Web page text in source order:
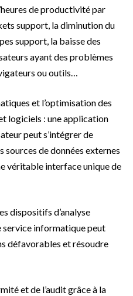
de productivité par
support, la diminution du
support, la baisse des
ayant des problèmes
ou outils…
et l’optimisation des
logiciels : une application
peut s’intégrer de
sources de données externes
véritable interface unique de
dispositifs d’analyse
service informatique peut
défavorables et résoudre
et de l’audit grâce à la